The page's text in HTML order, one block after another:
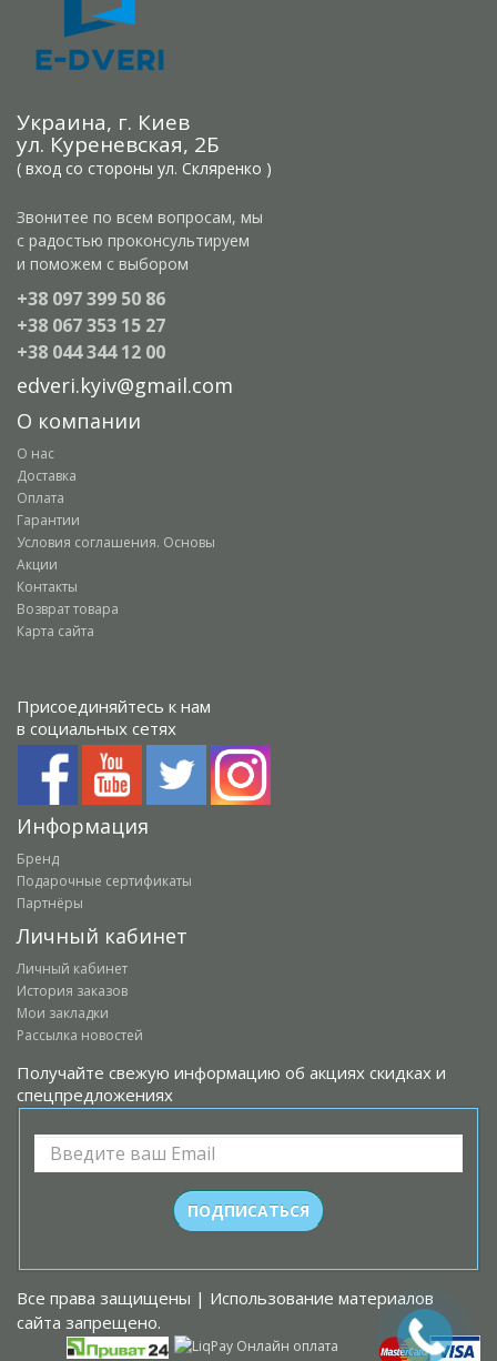
Украина, г. Киев
ул. Куреневская, 2Б
( вход со стороны ул. Скляренко )
Звонитее по всем вопросам, мы
с радостью проконсультируем
и поможем с выбором
+38 097 399 50 86
+38 067 353 15 27
+38 044 344 12 00
edveri.kyiv@gmail.com
О компании
О нас
Доставка
Оплата
Гарантии
Условия соглашения. Основы
Акции
Контакты
Возврат товара
Карта сайта
Присоединяйтесь к нам
в социальных сетях
Информация
Бренд
Подарочные сертификаты
Партнёры
Личный кабинет
Личный кабинет
История заказов
Мои закладки
Рассылка новостей
Получайте свежую информацию об акциях скидках и
спецпредложениях
Все права защищены | Использование материалов
сайта запрещено.